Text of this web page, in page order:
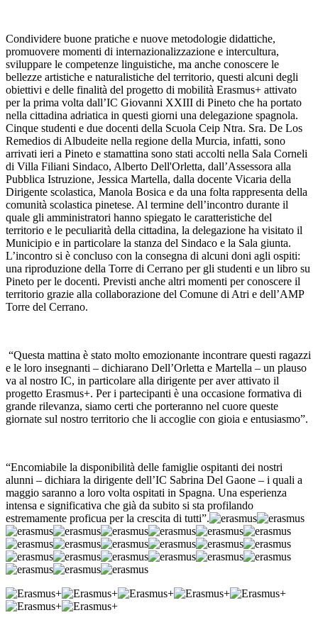
Condividere buone pratiche e nuove metodologie didattiche,
promuovere momenti di internazionalizzazione e intercultura,
sviluppare le competenze linguistiche, ma anche conoscere le
bellezze artistiche e naturalistiche del territorio, questi alcuni degli
obiettivi e delle finalità del progetto di mobilità Erasmus+ attivato
per la prima volta dall’IC Giovanni XXIII di Pineto che ha portato
nella cittadina adriatica in questi giorni una delegazione spagnola.
Cinque studenti e due docenti della Scuola Ceip Ntra. Sra. De Los
Remedios di Albudeite nella regione della Murcia, infatti, sono
arrivati ieri a Pineto e stamattina sono stati accolti nella Sala Corneli
di Villa Filiani Sindaco, Alberto Dell'Orletta, dall’Assessora alla
Pubblica Istruzione, Jessica Martella, dalla docente Vicaria della
Dirigente scolastica, Manola Bosica e da una folta rappresenta della
comunità scolastica pinetese. Al termine dell’incontro durante il
quale gli amministratori hanno spiegato le caratteristiche del
territorio e le peculiarità della cittadina, la delegazione ha visitato il
Municipio e in particolare la stanza del Sindaco e la Sala giunta.
L’incontro si è concluso con la consegna di alcuni doni agli ospiti:
una riproduzione della Torre di Cerrano per gli studenti e un libro su
Pineto per le docenti. Previsti anche altri momenti per conoscere il
territorio grazie alla collaborazione del Comune di Atri e dell’AMP
Torre del Cerrano.
“Questa mattina è stato molto emozionante incontrare questi ragazzi
e le loro insegnanti – dichiarano Dell’Orletta e Martella – un plauso
va al nostro IC, in particolare alla dirigente per aver attivato il
progetto Erasmus+. Per i partecipanti è una occasione formativa di
grande rilevanza, siamo certi che porteranno nel cuore queste
giornate sul nostro territorio che li accoglie con gioia e entusiasmo”.
“Encomiabile la disponibilità delle famiglie ospitanti dei nostri
alunni – dichiara la dirigente dell’IC Sabrina Del Gaone – i quali a
maggio saranno a loro volta ospitati in Spagna. Una esperienza
intensa e significativa che già da subito si sta profilando
estremamente proficua per la crescita di tutti”.